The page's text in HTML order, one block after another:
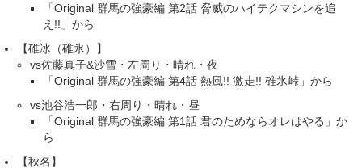
「Original 群馬の強豪編 第2話 脅威のハイテクマシンを追
え!!」から
【碓冰（碓氷）】
vs佐藤真子&沙雪・左周り・晴れ・夜
「Original 群馬の強豪編 第4話 熱風!! 激走!! 碓氷峠」から
vs池谷浩一郎・右周り・晴れ・昼
「Original 群馬の強豪編 第1話 君のためならオレはやる」か
ら
【秋名】